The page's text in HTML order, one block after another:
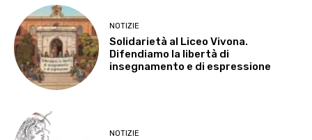
NOTIZIE
Solidarietà al Liceo Vivona.
Difendiamo la libertà di
insegnamento e di espressione
NOTIZIE